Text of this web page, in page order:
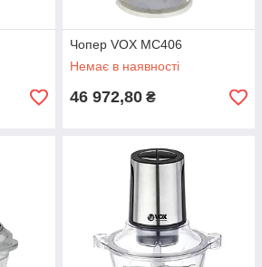
Чопер VOX MC406
Немає в наявності
46 972,80 ₴